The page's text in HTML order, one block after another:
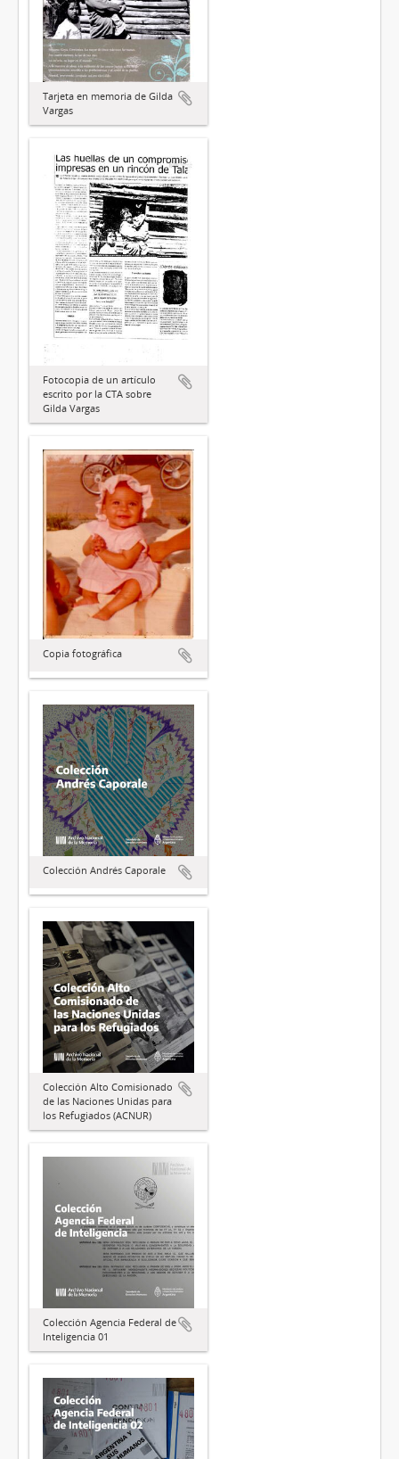
Tarjeta en memoria de Gilda
Vargas
Fotocopia de un artículo
escrito por la CTA sobre
Gilda Vargas
Copia fotográfica
Colección Andrés Caporale
Colección Alto Comisionado
de las Naciones Unidas para
los Refugiados (ACNUR)
Colección Agencia Federal de
Inteligencia 01